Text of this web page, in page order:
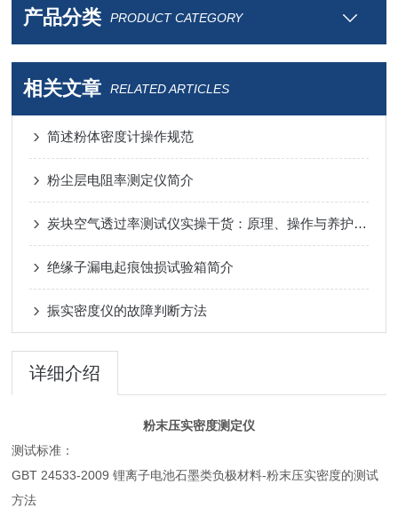
产品分类 PRODUCT CATEGORY
相关文章 RELATED ARTICLES
简述粉体密度计操作规范
粉尘层电阻率测定仪简介
炭块空气透过率测试仪实操干货：原理、操作与养护技巧
绝缘子漏电起痕蚀损试验箱简介
振实密度仪的故障判断方法
详细介绍
粉末压实密度测定仪
测试标准：
GBT 24533-2009 锂离子电池石墨类负极材料-粉末压实密度的测试
方法